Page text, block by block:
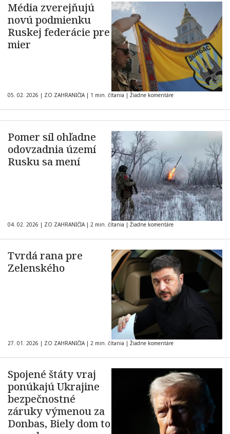
Média zverejňujú
novú podmienku
Ruskej federácie pre
mier
05. 02. 2026 | ZO ZAHRANIČIA | 1 min. čítania | Žiadne komentáre
Pomer síl ohľadne
odovzadnia území
Rusku sa mení
04. 02. 2026 | ZO ZAHRANIČIA | 2 min. čítania | Žiadne komentáre
Tvrdá rana pre
Zelenského
27. 01. 2026 | ZO ZAHRANIČIA | 2 min. čítania | Žiadne komentáre
Spojené štáty vraj
ponúkajú Ukrajine
bezpečnostné
záruky výmenou za
Donbas, Biely dom to